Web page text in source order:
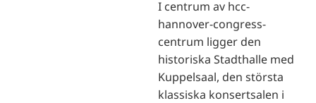
I centrum av hcc-
hannover-congress-
centrum ligger den
historiska Stadthalle med
Kuppelsaal, den största
klassiska konsertsalen i